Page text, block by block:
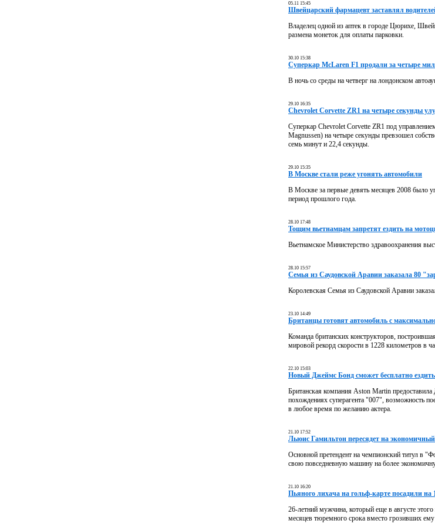
05.11 15:45
Швейцарский фармацевт заставлял
Владелец одной из аптек в городе Цюрихе,
размена монеток для оплаты парковки.
30.10 15:38
Суперкар McLaren F1 продали за четыре
В ночь со среды на четверг на лондонском
29.10 16:35
Chevrolet Corvette ZR1 на четыре секунды
Суперкар Chevrolet Corvette ZR1 под
Magnussen) на четыре секунды превзошел
семь минут и 22,4 секунды.
29.10 15:35
В Москве стали реже угонять автомобили
В Москве за первые девять месяцев 2008 было
период прошлого года.
28.10 17:48
Тощим вьетнамцам запретят ездить на
Вьетнамское Министерство здравоохранения
28.10 15:57
Семья из Саудовской Аравии заказала 80
Королевская Семья из Саудовской Аравии
23.10 14:49
Британцы готовят автомобиль с
Команда британских конструкторов,
мировой рекорд скорости в 1228 километров в
22.10 15:03
Новый Джеймс Бонд сможет бесплатно
Британская компания Aston Martin
похождениях суперагента "007", возможность
в любое время по желанию актера.
21.10 17:52
Льюис Гамильтон пересядет на
Основной претендент на чемпионский титул в
свою повседневную машину на более
21.10 16:20
Пьяного лихача на гольф-карте посадили на
26-летний мужчина, который еще в августе
месяцев тюремного срока вместо грозивших ему